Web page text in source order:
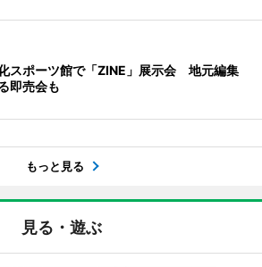
スポーツ館で「ZINE」展示会 地元編集
即売会も
もっと見る
見る・遊ぶ